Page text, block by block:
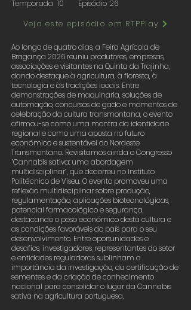
Temporada 10 Episódio 26
Veja este episódio em RTPPlay
Ao longo de quatro dias, a Feira Agrícola de
Bragança 2026 reuniu produtores, empresas,
associações e visitantes na Quinta da Trajinha,
dando destaque à agricultura, à floresta, à
tecnologia e às tradições locais. Entre
demonstrações de maquinaria, soluções de
automação, concursos de gado e momentos de
celebração da cultura transmontana, o evento
afirmou-se como uma montra da identidade
regional e como uma aposta no futuro
económico e sustentável do Nordeste
Transmontano. Revisitamos ainda o Congresso
“Cannabis sativa: uma abordagem
multidisciplinar”, que decorreu no Instituto
Politécnico de Viseu. O evento promoveu uma
reflexão multidisciplinar sobre produção,
regulamentação, aplicações biotecnológicas,
potencial farmacológico e segurança,
destacando o peso económico desta cultura e
as condições favoráveis do país para o seu
desenvolvimento. Entre oportunidades e
desafios, investigadores, representantes do setor
e entidades reguladoras sublinham a
importância da investigação, da certificação de
sementes e da criação de conhecimento
nacional para consolidar o lugar da Cannabis
sativa na agricultura portuguesa.